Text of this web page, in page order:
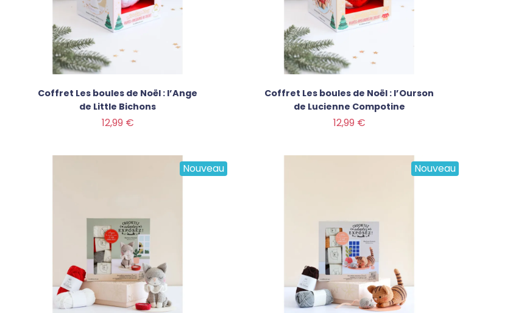
Coffret Les boules de Noël : l’Ange
de Little Bichons
12,99 €
Coffret Les boules de Noël : l’Ourson
de Lucienne Compotine
12,99 €
Nouveau Nouveau